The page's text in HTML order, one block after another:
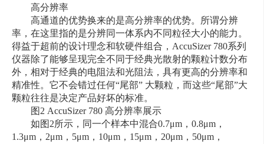
高分辨率
高通道的优势换来的是高分辨率的优势。所谓分辨
率，在这里指的是分辨同一体系内不同粒径大小的能力。
得益于超前的设计理念和软硬件组合，AccuSizer 780系列
仪器除了能够呈现完全不同于经典光散射的颗粒计数分布
外，相对于经典的电阻法和光阻法，具有更高的分辨率和
精准性。它不会错过任何“尾部” 大颗粒，而这些“尾部”大
颗粒往往是决定产品好坏的标准。
图2 AccuSizer 780 高分辨率展示
如图2所示，同一个样本中混合0.7μm，0.8μm，
1.3μm，2μm，5μm，10μm，15μm，20μm，50μm，